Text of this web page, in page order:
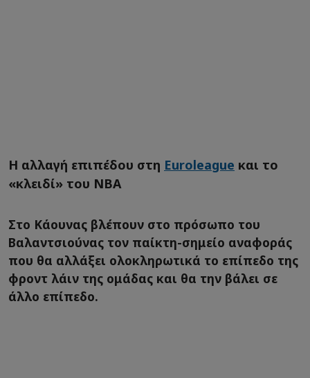
Η αλλαγή επιπέδου στη Euroleague και το
«κλειδί» του NBA
Στο Κάουνας βλέπουν στο πρόσωπο του
Βαλαντσιούνας τον παίκτη-σημείο αναφοράς
που θα αλλάξει ολοκληρωτικά το επίπεδο της
φροντ λάιν της ομάδας και θα την βάλει σε
άλλο επίπεδο.